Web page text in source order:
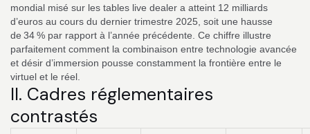
mondial misé sur les tables live dealer a atteint 12 milliards
d’euros au cours du dernier trimestre 2025, soit une hausse
de 34 % par rapport à l’année précédente. Ce chiffre illustre
parfaitement comment la combinaison entre technologie avancée
et désir d’immersion pousse constamment la frontière entre le
virtuel et le réel.
II. Cadres réglementaires
contrastés